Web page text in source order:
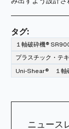
タグ:
１軸破砕機®
プラスチック・テ
Uni-Shear® １軸
ニュース